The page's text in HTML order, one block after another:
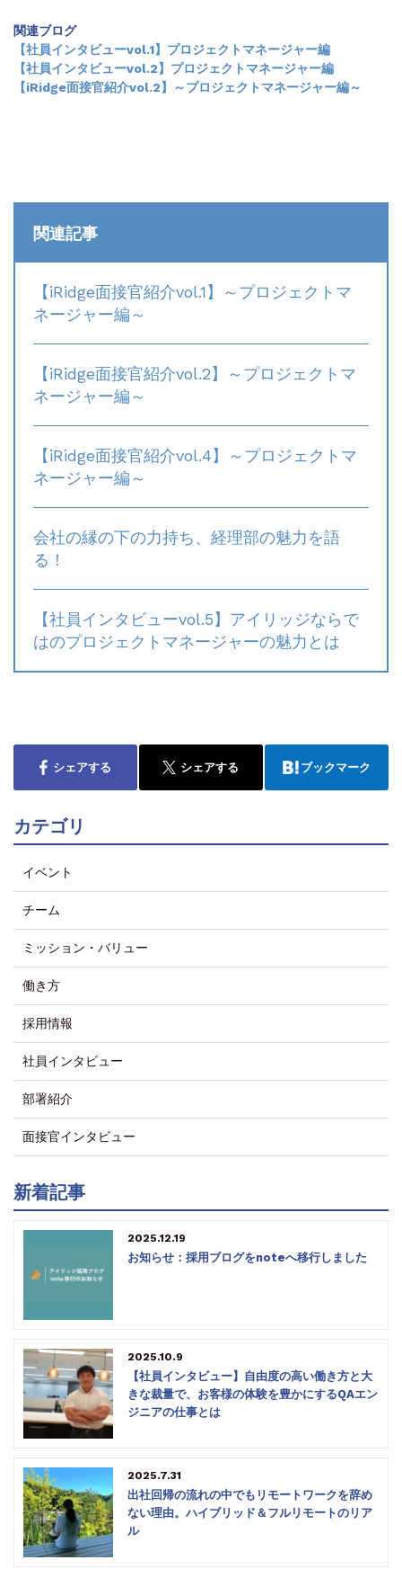
関連ブログ
【社員インタビューvol.1】プロジェクトマネージャー編
【社員インタビューvol.2】プロジェクトマネージャー編
【iRidge面接官紹介vol.2】～プロジェクトマネージャー編～
関連記事
【iRidge面接官紹介vol.1】～プロジェクトマ
ネージャー編～
【iRidge面接官紹介vol.2】～プロジェクトマ
ネージャー編～
【iRidge面接官紹介vol.4】～プロジェクトマ
ネージャー編～
会社の縁の下の力持ち、経理部の魅力を語
る！
【社員インタビューvol.5】アイリッジならで
はのプロジェクトマネージャーの魅力とは
シェアする シェアする ブックマーク
カテゴリ
イベント
チーム
ミッション・バリュー
働き方
採用情報
社員インタビュー
部署紹介
面接官インタビュー
新着記事
2025.12.19
お知らせ：採用ブログをnoteへ移行しました
2025.10.9
【社員インタビュー】自由度の高い働き方と大
きな裁量で、お客様の体験を豊かにするQAエン
ジニアの仕事とは
2025.7.31
出社回帰の流れの中でもリモートワークを辞め
ない理由。ハイブリッド＆フルリモートのリア
ル